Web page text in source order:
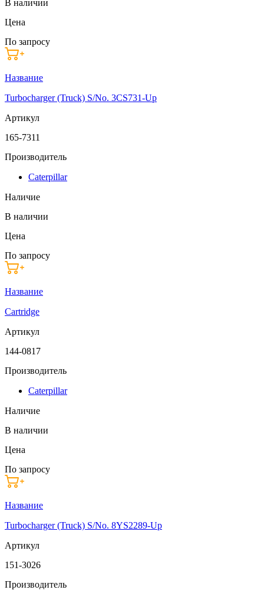
В наличии
Цена
По запросу
Название
Turbocharger (Truck) S/No. 3CS731-Up
Артикул
165-7311
Производитель
Caterpillar
Наличие
В наличии
Цена
По запросу
Название
Cartridge
Артикул
144-0817
Производитель
Caterpillar
Наличие
В наличии
Цена
По запросу
Название
Turbocharger (Truck) S/No. 8YS2289-Up
Артикул
151-3026
Производитель